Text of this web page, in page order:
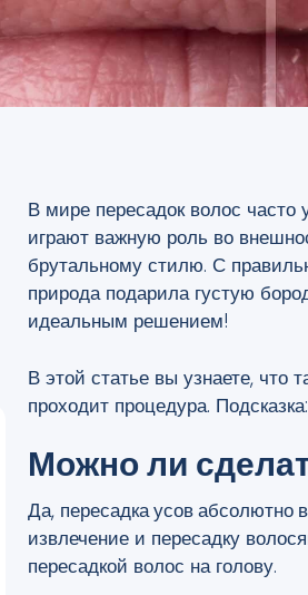
В мире пересадок волос часто
играют важную роль во
брутальному стилю. С
природа подарила густую
идеальным решением!
В этой статье вы узнаете, что
проходит процедура.
Можно ли
Да, пересадка усов абсолютно
извлечение и пересадку
пересадкой волос на голову.